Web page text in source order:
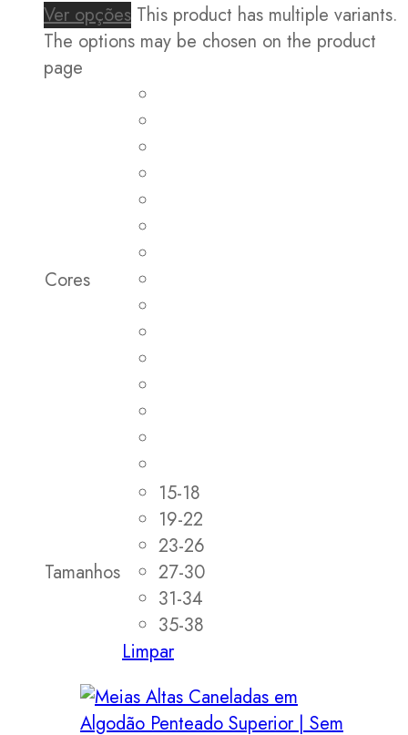
Ver opções This product has multiple variants.
The options may be chosen on the product
page
Cores
Tamanhos
15-18
19-22
23-26
27-30
31-34
35-38
Limpar